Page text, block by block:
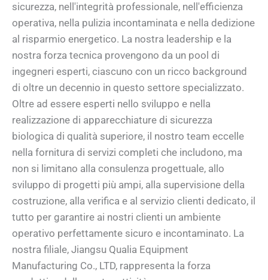
sicurezza, nell'integrità professionale, nell'efficienza
operativa, nella pulizia incontaminata e nella dedizione
al risparmio energetico. La nostra leadership e la
nostra forza tecnica provengono da un pool di
ingegneri esperti, ciascuno con un ricco background
di oltre un decennio in questo settore specializzato.
Oltre ad essere esperti nello sviluppo e nella
realizzazione di apparecchiature di sicurezza
biologica di qualità superiore, il nostro team eccelle
nella fornitura di servizi completi che includono, ma
non si limitano alla consulenza progettuale, allo
sviluppo di progetti più ampi, alla supervisione della
costruzione, alla verifica e al servizio clienti dedicato, il
tutto per garantire ai nostri clienti un ambiente
operativo perfettamente sicuro e incontaminato. La
nostra filiale, Jiangsu Qualia Equipment
Manufacturing Co., LTD, rappresenta la forza